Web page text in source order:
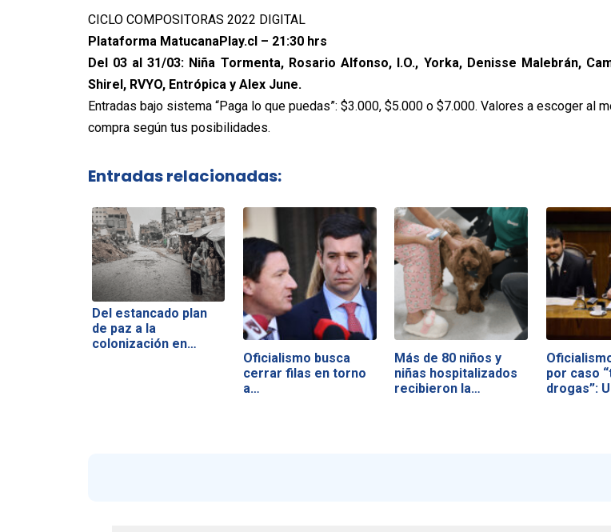
CICLO COMPOSITORAS 2022 DIGITAL
Plataforma MatucanaPlay.cl – 21:30 hrs
Del 03 al 31/03: Niña Tormenta, Rosario Alfonso, I.O., Yorka, Denisse Malebrán,
Shirel, RVYO, Entrópica y Alex June.
Entradas bajo sistema “Paga lo que puedas”: $3.000, $5.000 o $7.000. Valores a escoger al
compra según tus posibilidades.
Entradas relacionadas:
Del estancado plan
de paz a la
colonización en…
Oficialismo busca
cerrar filas en torno
a…
Más de 80 niños y
niñas hospitalizados
recibieron la…
por caso
drogas”: